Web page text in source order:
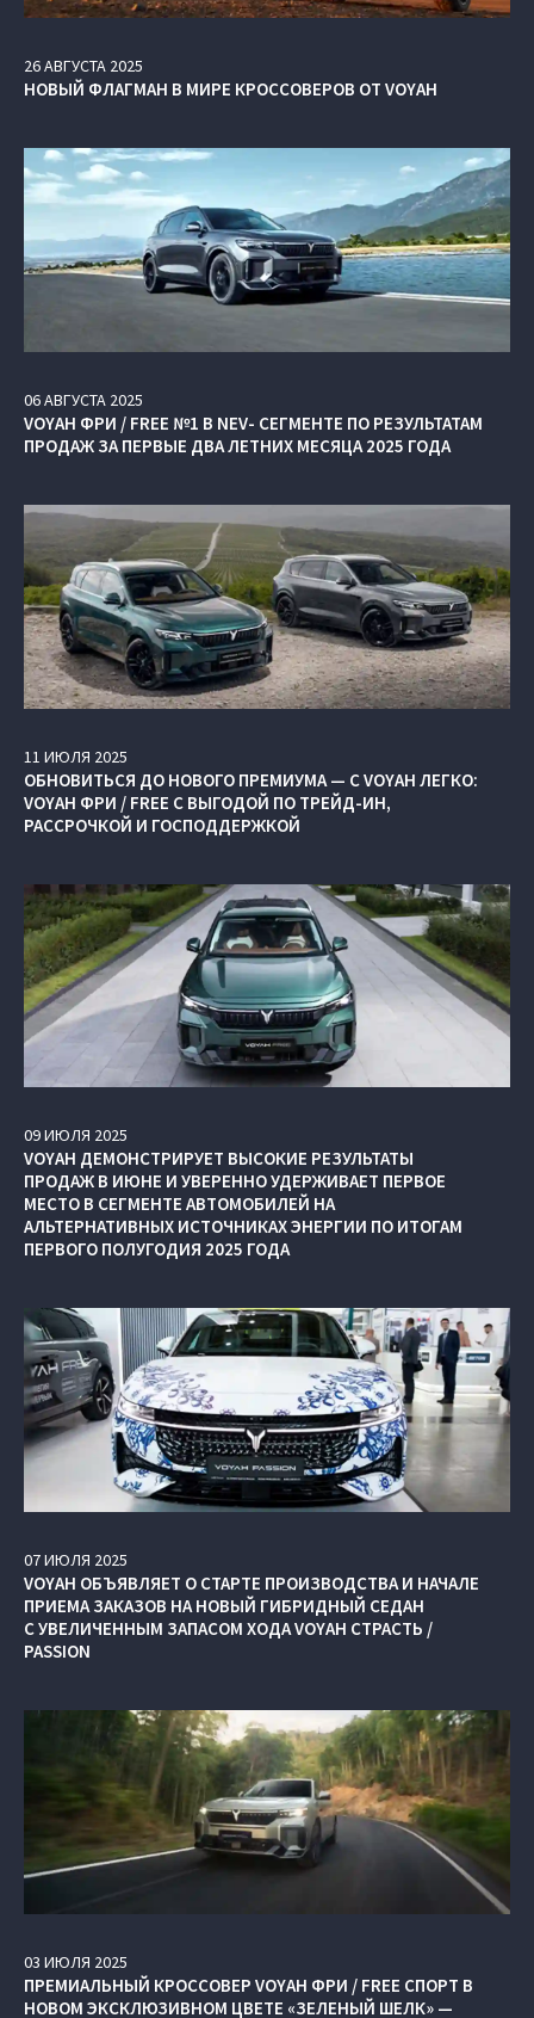
26АВГУСТА 2025
НОВЫЙ ФЛАГМАН В МИРЕ КРОССОВЕРОВ ОТ VOYAH
06АВГУСТА 2025
VOYAH ФРИ / FREE №1 В NEV- СЕГМЕНТЕ ПО РЕЗУЛЬТАТАМ
ПРОДАЖ ЗА ПЕРВЫЕ ДВА ЛЕТНИХ МЕСЯЦА 2025 ГОДА
11 ИЮЛЯ 2025
ОБНОВИТЬСЯ ДО НОВОГО ПРЕМИУМА — С VOYAH ЛЕГКО:
VOYAH ФРИ / FREE С ВЫГОДОЙ ПО ТРЕЙД-ИН,
РАССРОЧКОЙ И ГОСПОДДЕРЖКОЙ
09ИЮЛЯ 2025
VOYAH ДЕМОНСТРИРУЕТ ВЫСОКИЕ РЕЗУЛЬТАТЫ
ПРОДАЖ В ИЮНЕ И УВЕРЕННО УДЕРЖИВАЕТ ПЕРВОЕ
МЕСТО В СЕГМЕНТЕ АВТОМОБИЛЕЙ НА
АЛЬТЕРНАТИВНЫХ ИСТОЧНИКАХ ЭНЕРГИИ ПО ИТОГАМ
ПЕРВОГО ПОЛУГОДИЯ 2025 ГОДА
07ИЮЛЯ 2025
VOYAH ОБЪЯВЛЯЕТ О СТАРТЕ ПРОИЗВОДСТВА И НАЧАЛЕ
ПРИЕМА ЗАКАЗОВ НА НОВЫЙ ГИБРИДНЫЙ СЕДАН
С УВЕЛИЧЕННЫМ ЗАПАСОМ ХОДА VOYAH СТРАСТЬ /
PASSION
03 ИЮЛЯ 2025
ПРЕМИАЛЬНЫЙ КРОССОВЕР VOYAH ФРИ / FREE СПОРТ В
НОВОМ ЭКСКЛЮЗИВНОМ ЦВЕТЕ «ЗЕЛЕНЫЙ ШЕЛК» —